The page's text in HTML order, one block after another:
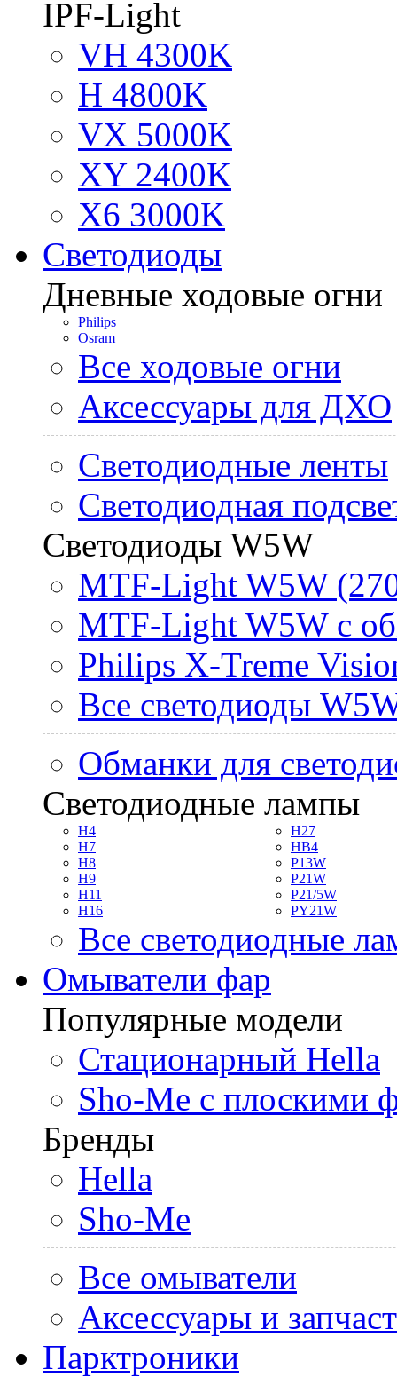
IPF-Light
VH 4300K
H 4800K
VX 5000K
XY 2400K
X6 3000K
Светодиоды
Дневные ходовые огни
Philips
Osram
Все ходовые огни
Аксессуары для ДХО
Светодиодные ленты
Светодиодная
Светодиоды W5W
MTF-Light W5W
MTF-Light W5W с
Philips X-Treme
Все светодиоды
Обманки для
Светодиодные лампы
H4
H7
H8
H9
H11
H16
H27
HB4
P13W
P21W
P21/5W
PY21W
Все светодиодные
Омыватели фар
Популярные модели
Стационарный Hella
Sho-Me с плоскими
Бренды
Hella
Sho-Me
Все омыватели
Аксессуары и
Парктроники